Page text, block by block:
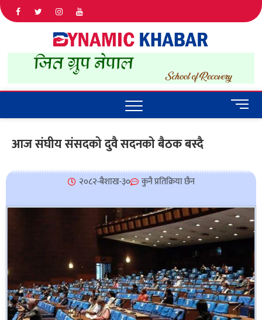
IN NEPAL
M
e
u
o
n
आज संघीय संसदको दुवै सदनको बैठक बस्दै
२०८२-बैशाख-३० कुनै प्रतिक्रिया छैन